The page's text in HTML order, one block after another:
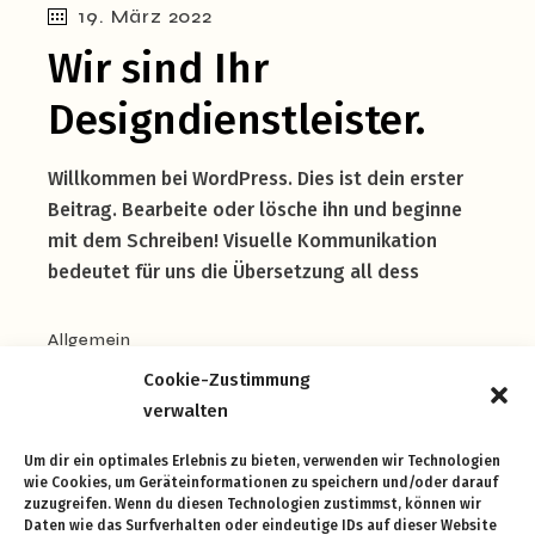
Cookie-Zustimmung
verwalten
Um dir ein optimales Erlebnis zu bieten, verwenden wir Technologien
wie Cookies, um Geräteinformationen zu speichern und/oder darauf
zuzugreifen. Wenn du diesen Technologien zustimmst, können wir
Daten wie das Surfverhalten oder eindeutige IDs auf dieser Website
19. März 2022
Wir sind Ihr
Designdienstleister.
Willkommen bei WordPress. Dies ist dein erster
Beitrag. Bearbeite oder lösche ihn und beginne
mit dem Schreiben! Visuelle Kommunikation
bedeutet für uns die Übersetzung all dess
Allgemein